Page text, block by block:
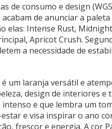
de consumo e design
de anunciar a paleta
elas: Intense Rust,
Apricot Crush.
a necessidade de
é um laranja versátil e
design de interiores e
e que lembra um
e visa inspirar o ano
frescor e energia. A cor